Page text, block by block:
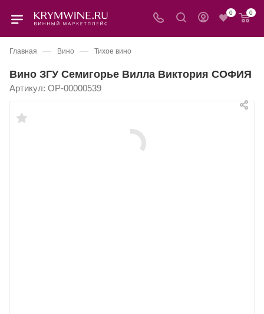
0 0
Главная — Вино — Тихое вино
Вино ЗГУ Семигорье Вилла Виктория СОФИЯ
Артикул: OP-00000539